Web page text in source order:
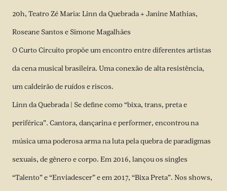
20h, Teatro Zé Maria: Linn da Quebrada + Janine Mathias,
Roseane Santos e Simone Magalhães
O Curto Circuito propõe um encontro entre diferentes artistas
da cena musical brasileira. Uma conexão de alta resistência,
um caldeirão de ruídos e riscos.
Linn da Quebrada | Se define como “bixa, trans, preta e
periférica”. Cantora, dançarina e performer, encontrou na
música uma poderosa arma na luta pela quebra de paradigmas
sexuais, de gênero e corpo. Em 2016, lançou os singles
“Talento” e “Enviadescer” e em 2017, “Bixa Preta”. Nos shows,